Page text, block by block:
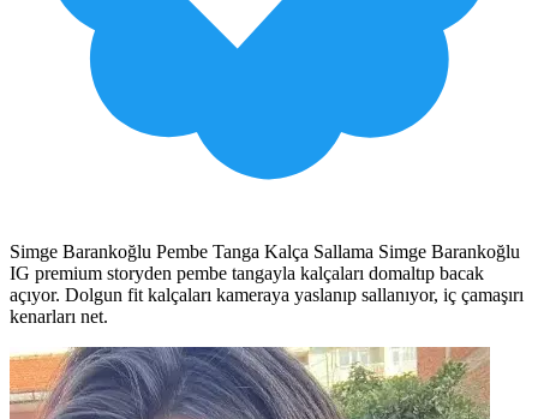
Simge Barankoğlu Pembe Tanga Kalça Sallama Simge Barankoğlu
IG premium storyden pembe tangayla kalçaları domaltıp bacak
açıyor. Dolgun fit kalçaları kameraya yaslanıp sallanıyor, iç çamaşırı
kenarları net.